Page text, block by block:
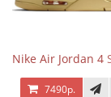
Nike Air Jordan 4
7490р.